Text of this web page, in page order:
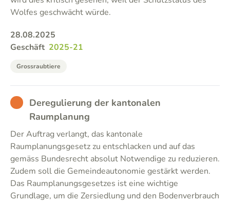
Wolfes geschwächt würde.
28.08.2025
Geschäft 2025-21
Grossraubtiere
BAD Deregulierung der kantonalen
Raumplanung
Der Auftrag verlangt, das kantonale
Raumplanungsgesetz zu entschlacken und auf das
gemäss Bundesrecht absolut Notwendige zu reduzieren.
Zudem soll die Gemeindeautonomie gestärkt werden.
Das Raumplanungsgesetzes ist eine wichtige
Grundlage, um die Zersiedlung und den Bodenverbrauch